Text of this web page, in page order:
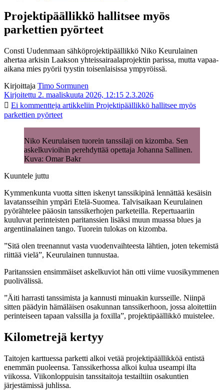
Projektipäällikkö hallitsee myös
parkettien pyörteet
Consti Uudenmaan sähköprojektipäällikkö Niko Keurulainen
ahertaa arkisin Laakson yhteissairaalaprojektin parissa, mutta vapaa-
aikana mies pyörii tyystin toisenlaisissa ympyröissä.
Kirjoittaja Timo Sormunen
Kirjoitettu 2. maaliskuuta 2026, 12:15 2.3.2026
Ei kommentteja artikkeliin Projektipäällikkö hallitsee myös
parkettien pyörteet
Niko Keurulaisen tuorein tanssilaji on kizomba. Sen
askelkuvioihin perehdyttää opettaja Johanna Sallinen.
Kuva: Omar Bakr
Kuuntele juttu
Kymmenkunta vuotta sitten iskenyt tanssikipinä lennättää kesäisin
lavatansseihin ympäri Etelä-Suomea. Talvisaikaan Keurulainen
pyörähtelee pääosin tanssikerhojen parketeilla. Repertuaariin
kuuluvat perinteisten paritanssien lisäksi muun muassa blues ja
argentiinalainen tango. Tuorein tulokas on kizomba.
”Sitä olen treenannut vasta vuodenvaihteesta lähtien, joten tekemistä
riittää vielä”, Keurulainen tunnustaa.
Paritanssien ensimmäiset askelkuviot hän otti viime vuosikymmenen
puolivälissä.
”Äiti harrasti tanssimista ja kannusti minuakin kursseille. Niinpä
sitten päädyin hämäläisen osakunnan tanssikerhoon, jossa aloitettiin
perinteiseen tapaan valssilla ja foxilla”, projektipäällikkö muistelee.
Kilometrejä kertyy
Taitojen karttuessa parketti alkoi vetää projektipäällikköä entistä
enemmän puoleensa. Tanssikerhossa alkoi kulua useampi ilta
viikossa. Viikonloppuisin tanssitaitoja testailtiin osakuntien
järjestämissä juhlissa.